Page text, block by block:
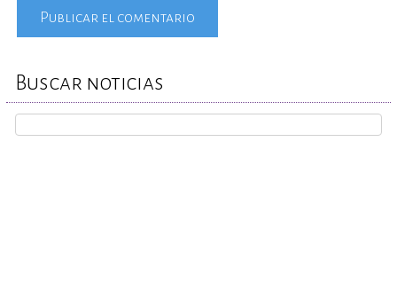
Buscar noticias